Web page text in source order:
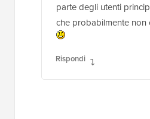
parte degli utenti
che probabilmente non
Rispondi